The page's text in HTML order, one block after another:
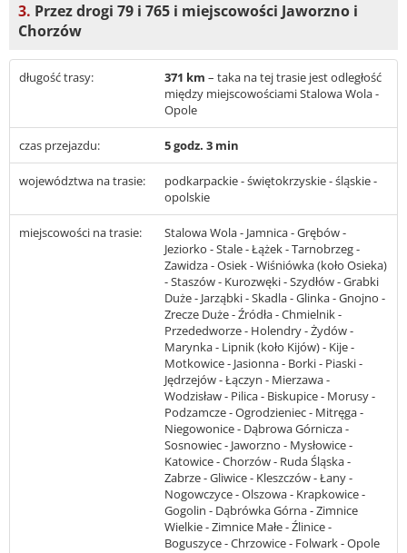
3. Przez drogi 79 i 765 i miejscowości Jaworzno i
Chorzów
długość trasy: 371 km – taka na tej trasie jest odległość
między miejscowościami Stalowa Wola -
Opole
czas przejazdu: 5 godz. 3 min
województwa na trasie:
podkarpackie - świętokrzyskie - śląskie -
opolskie
miejscowości na trasie:
Stalowa Wola - Jamnica - Grębów -
Jeziorko - Stale - Łążek - Tarnobrzeg -
Zawidza - Osiek - Wiśniówka (koło Osieka)
- Staszów - Kurozwęki - Szydłów - Grabki
Duże - Jarząbki - Skadla - Glinka - Gnojno -
Zrecze Duże - Źródła - Chmielnik -
Przededworze - Holendry - Żydów -
Marynka - Lipnik (koło Kijów) - Kije -
Motkowice - Jasionna - Borki - Piaski -
Jędrzejów - Łączyn - Mierzawa -
Wodzisław - Pilica - Biskupice - Morusy -
Podzamcze - Ogrodzieniec - Mitręga -
Niegowonice - Dąbrowa Górnicza -
Sosnowiec - Jaworzno - Mysłowice -
Katowice - Chorzów - Ruda Śląska -
Zabrze - Gliwice - Kleszczów - Łany -
Nogowczyce - Olszowa - Krapkowice -
Gogolin - Dąbrówka Górna - Zimnice
Wielkie - Zimnice Małe - Źlinice -
Boguszyce - Chrzowice - Folwark - Opole